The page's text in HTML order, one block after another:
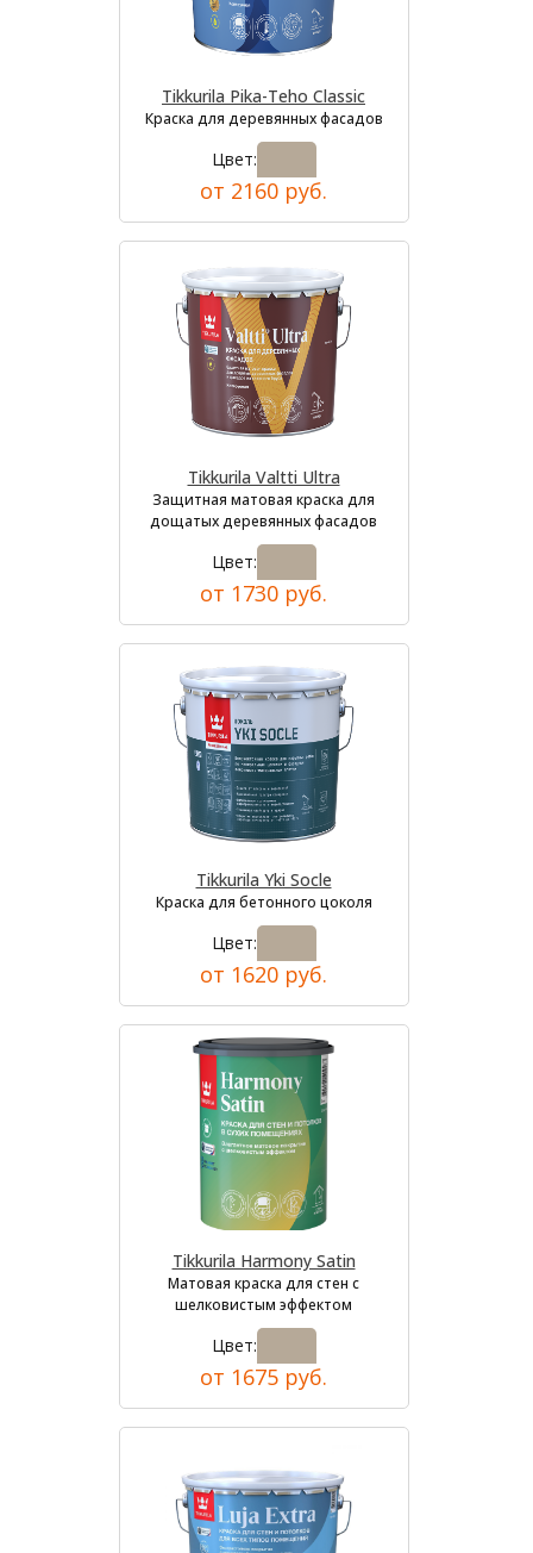
Tikkurila Pika-Teho Classic
Краска для деревянных фасадов
Цвет:
от 2160 руб.
Tikkurila Valtti Ultra
Защитная матовая краска для
дощатых деревянных фасадов
Цвет:
от 1730 руб.
Tikkurila Yki Socle
Краска для бетонного цоколя
Цвет:
от 1620 руб.
Tikkurila Harmony Satin
Матовая краска для стен с
шелковистым эффектом
Цвет:
от 1675 руб.